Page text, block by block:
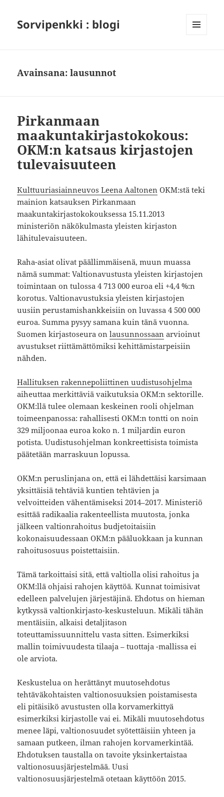
Sorvipenkki : blogi
Avainsana:lausunnot
Pirkanmaan
maakuntakirjastokokous:
OKM:n katsaus kirjastojen
tulevaisuuteen
Kulttuuriasiainneuvos Leena Aaltonen OKM:stä teki
mainion katsauksen Pirkanmaan
maakuntakirjastokokouksessa 15.11.2013
ministeriön näkökulmasta yleisten kirjaston
lähitulevaisuuteen.
Raha-asiat olivat päällimmäisenä, muun muassa
nämä summat: Valtionavustusta yleisten kirjastojen
toimintaan on tulossa 4 713 000 euroa eli +4,4 %:n
korotus. Valtionavustuksia yleisten kirjastojen
uusiin perustamishankkeisiin on luvassa 4 500 000
euroa. Summa pysyy samana kuin tänä vuonna.
Suomen kirjastoseura onlausunnossaan arvioinut
avustukset riittämättömiksi kehittämistarpeisiin
nähden.
Hallituksen rakennepoliittinen uudistusohjelma
aiheuttaa merkittäviä vaikutuksia OKM:n sektorille.
OKM:llä tulee olemaan keskeinen rooli ohjelman
toimeenpanossa: rahallisesti OKM:n tontti on noin
329 miljoonaa euroa koko n. 1 miljardin euron
potista. Uudistusohjelman konkreettisista toimista
päätetään marraskuun lopussa.
OKM:n peruslinjana on, että ei lähdettäisi karsimaan
yksittäisiä tehtäviä kuntien tehtävien ja
velvoitteiden vähentämiseksi 2014–2017. Ministeriö
esittää radikaalia rakenteellista muutosta, jonka
jälkeen valtionrahoitus budjetoitaisiin
kokonaisuudessaan OKM:n pääluokkaan ja kunnan
rahoitusosuus poistettaisiin.
Tämä tarkoittaisi sitä, että valtiolla olisi rahoitus ja
OKM:llä ohjaisi rahojen käyttöä. Kunnat toimisivat
edelleen palvelujen järjestäjinä. Ehdotus on hieman
kytkyssä valtionkirjasto-keskusteluun. Mikäli tähän
mentäisiin, alkaisi detaljitason
toteuttamissuunnittelu vasta sitten. Esimerkiksi
mallin toimivuudesta tilaaja – tuottaja -mallissa ei
ole arviota.
Keskustelua on herättänyt muutosehdotus
tehtäväkohtaisten valtionosuuksien poistamisesta
eli pitäisikö avustusten olla korvamerkittyä
esimerkiksi kirjastolle vai ei. Mikäli muutosehdotus
menee läpi, valtionosuudet syötettäisiin yhteen ja
samaan putkeen, ilman rahojen korvamerkintää.
Ehdotuksen taustalla on tavoite yksinkertaistaa
valtionosuusjärjestelmää. Uusi
valtionosuusjärjestelmä otetaan käyttöön 2015.